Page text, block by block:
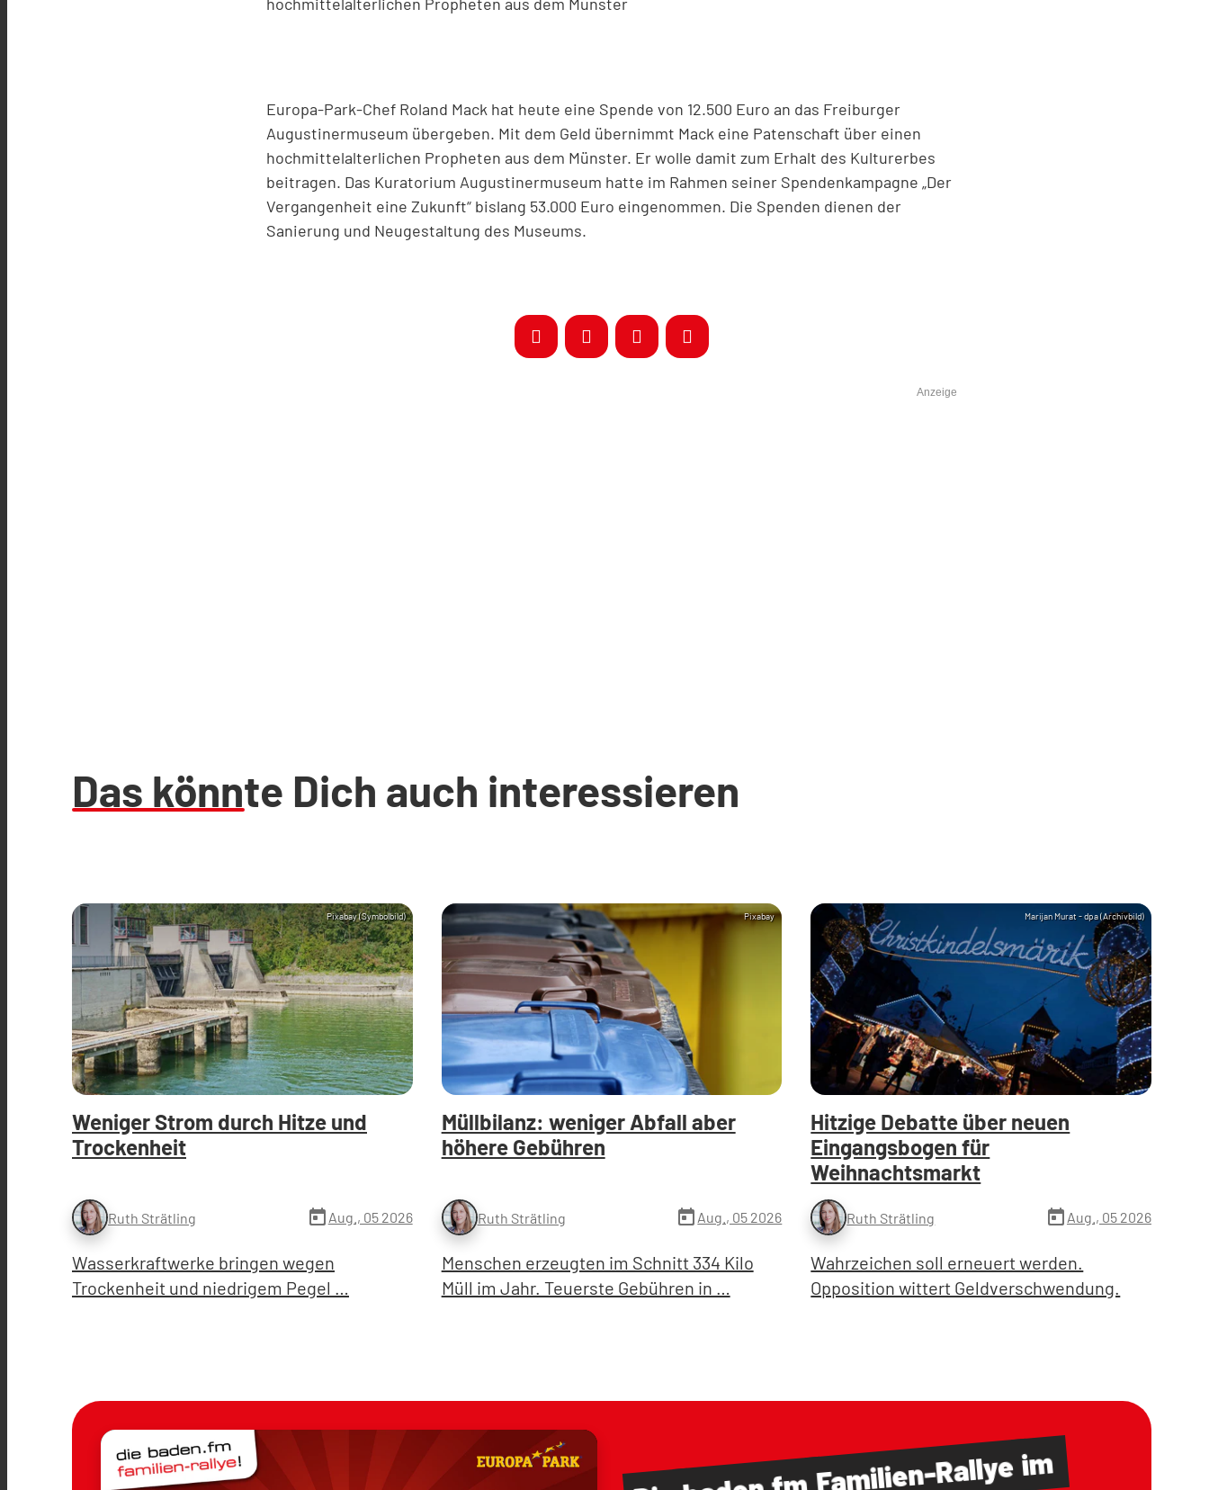
Europa-Park-Chef Roland Mack hat heute eine Spende von 12.500 Euro an das Freiburger
Augustinermuseum übergeben. Mit dem Geld übernimmt Mack eine Patenschaft über einen
hochmittelalterlichen Propheten aus dem Münster. Er wolle damit zum Erhalt des Kulturerbes
beitragen. Das Kuratorium Augustinermuseum hatte im Rahmen seiner Spendenkampagne „Der
Vergangenheit eine Zukunft“ bislang 53.000 Euro eingenommen. Die Spenden dienen der
Sanierung und Neugestaltung des Museums.
Anzeige
Das könnte Dich auch interessieren
Pixabay (Symbolbild)
Weniger Strom durch Hitze und
Trockenheit
Ruth Strätling today Aug., 05 2026
Wasserkraftwerke bringen wegen
Trockenheit und niedrigem Pegel …
Pixabay
Müllbilanz: weniger Abfall aber
höhere Gebühren
Ruth Strätling todayAug., 05 2026
Menschen erzeugten im Schnitt 334 Kilo
Müll im Jahr. Teuerste Gebühren in …
Marijan Murat - dpa (Archivbild)
Hitzige Debatte über neuen
Eingangsbogen für
Weihnachtsmarkt
Ruth Strätling today Aug., 05 2026
Wahrzeichen soll erneuert werden.
Opposition wittert Geldverschwendung.
Familien-Rallyeim